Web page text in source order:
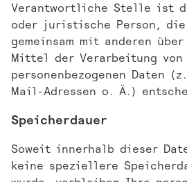
Verantwortliche Stelle ist
oder juristische Person,
gemeinsam mit anderen
Mittel der Verarbeitung von
personenbezogenen Daten
Mail-Adressen o. Ä.)
Speicherdauer
Soweit innerhalb dieser
keine speziellere